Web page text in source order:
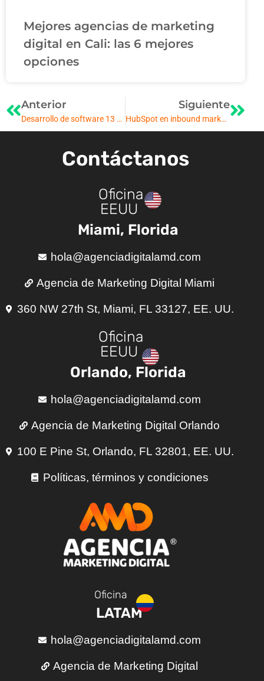
Mejores agencias de marketing
digital en Cali: las 6 mejores
opciones
Anterior
Desarrollo de software 13 ventajas para las empresas
Siguiente
HubSpot en inbound marketing, una herramienta para el éxito de los negocios 2024
Contáctanos
Oficina
EEUU
Miami, Florida
hola@agenciadigitalamd.com
Agencia de Marketing Digital Miami
360 NW 27th St, Miami, FL 33127, EE. UU.
Oficina
EEUU
Orlando, Florida
hola@agenciadigitalamd.com
Agencia de Marketing Digital Orlando
100 E Pine St, Orlando, FL 32801, EE. UU.
Políticas, términos y condiciones
Oficina
LATAM
hola@agenciadigitalamd.com
Agencia de Marketing Digital